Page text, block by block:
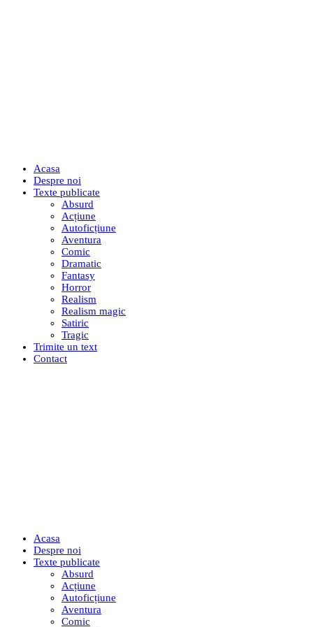
Acasa
Despre noi
Texte publicate
Absurd
Acțiune
Autoficțiune
Aventura
Comic
Dramatic
Fantasy
Horror
Realism
Realism magic
Satiric
Tragic
Trimite un text
Contact
Acasa
Despre noi
Texte publicate
Absurd
Acțiune
Autoficțiune
Aventura
Comic